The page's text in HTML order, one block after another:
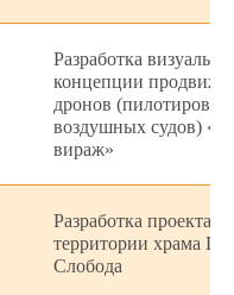
Разработка
концепции
дронов
воздушных судов)
вираж»
Разработка проекта
территории храма
Слобода